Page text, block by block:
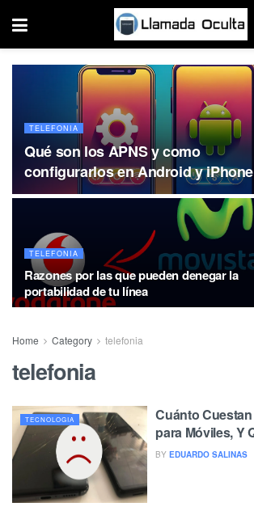
TELEFONIA
Qué son los APNS y como
configurarlos en Android y iPhone
TELEFONIA
Razones por las que pueden denegar la
portabilidad de tu línea
Home Category telefonia
telefonia
TECNOLOGIA
Cuánto
para Móviles, Y
BY EDUARDO SALINAS